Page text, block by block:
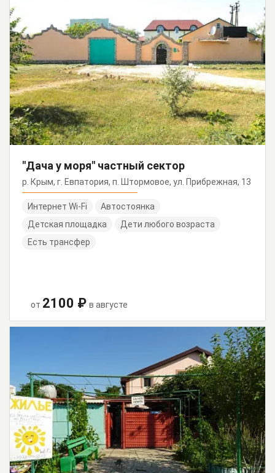
"Дача у моря" частный сектор
р. Крым, г. Евпатория, п. Штормовое, ул. Прибрежная, 13
Интернет Wi-Fi
Автостоянка
Детская площадка
Дети любого возраста
Есть трансфер
от 2100 ₽ в августе